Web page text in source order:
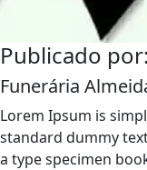
Publicado por:
Funerária
Lorem Ipsum is
standard dummy
a type specimen